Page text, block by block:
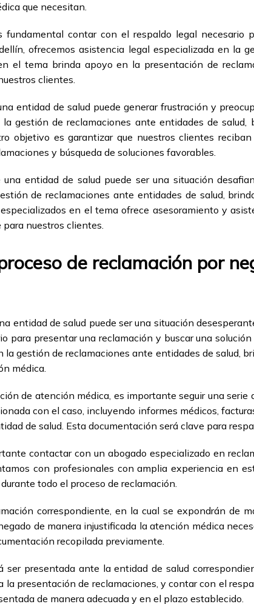
que necesitan.
contar con el respaldo legal necesario
ofrecemos asistencia legal especializada en la
el tema brinda apoyo en la presentación de
clientes.
entidad de salud puede generar frustración y
gestión de reclamaciones ante entidades de
objetivo es garantizar que nuestros clientes
y búsqueda de soluciones favorables.
entidad de salud puede ser una situación
de reclamaciones ante entidades de salud,
en el tema ofrece asesoramiento y
nuestros clientes.
de reclamación por
entidad de salud puede ser una situación
para presentar una reclamación y buscar una
gestión de reclamaciones ante entidades de salud,
médica.
de atención médica, es importante seguir una serie
con el caso, incluyendo informes médicos,
de salud. Esta documentación será clave para
contactar con un abogado especializado en
con profesionales con amplia experiencia en
todo el proceso de reclamación.
correspondiente, en la cual se expondrán de
de manera injustificada la atención médica
recopilada previamente.
presentada ante la entidad de salud
presentación de reclamaciones, y contar con el
de manera adecuada y en el plazo establecido.